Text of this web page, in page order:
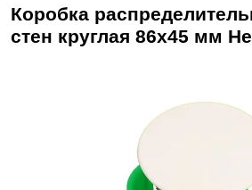
Коробка
стен круглая 86x45 мм